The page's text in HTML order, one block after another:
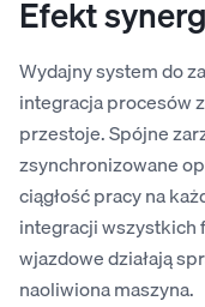
Efekt
Wydajny system do
integracja procesów
przestoje. Spójne
zsynchronizowane
ciągłość pracy na
integracji wszystkich
wjazdowe działają
naoliwiona maszyna.